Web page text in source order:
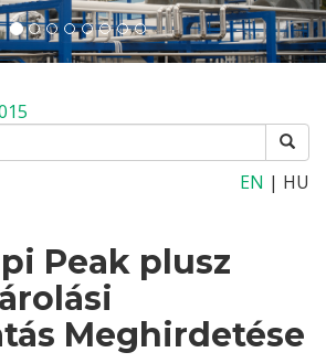
EN | HU
Peak plusz
Meghirdetése